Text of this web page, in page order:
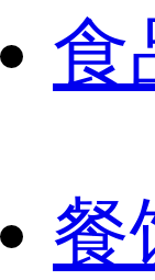
食
餐